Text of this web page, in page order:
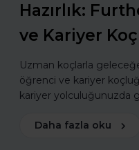
Hazırlık:
ve Kariyer
Uzman koçlarla geleceğe
öğrenci ve kariyer
kariyer yolculuğunuzda
Daha fazla oku